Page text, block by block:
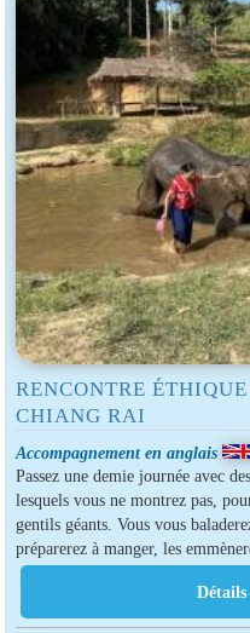
RENCONTRE
CHIANG RAI
Accompagnement en anglais
Passez une demie journée avec
lesquels vous ne montrez pas,
gentils géants. Vous vous
préparerez à manger, les